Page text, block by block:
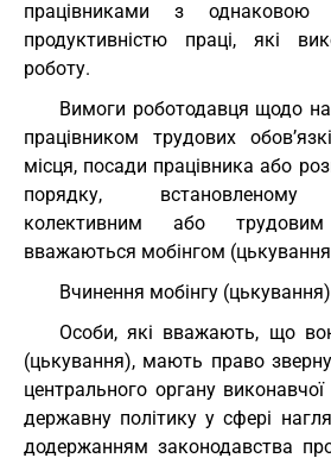
працівниками з однаковою
продуктивністю праці, які
роботу.
Вимоги роботодавця щодо
працівником трудових
місця, посади працівника або
порядку, встановленому
колективним або
вважаються мобінгом
Вчинення мобінгу
Особи, які вважають, що
(цькування), мають право
центрального органу
державну політику у сфері
додержанням законодавства